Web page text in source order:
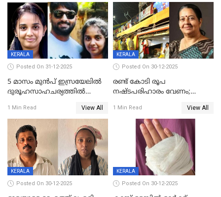
നിലയിൽ
യുവതിക്ക് ദാരുണാന്ത്യം
KERALA
Posted On 31-12-2025
5 മാസം മുൻപ് ഇസ്രയേലിൽ
ദുരൂഹസാഹചര്യത്തിൽ
മലയാളി യുവാവിന്റെ ഭാര്യയും
മരിച്ചു
1 Min Read View All
KERALA
Posted On 30-12-2025
രണ്ട് കോടി രൂപ
നഷ്ടപരിഹാരം വേണം;
നോട്ടീസയച്ച് ഉമാ തോമസ്
1 Min Read View All
KERALA
Posted On 30-12-2025
KERALA
Posted On 30-12-2025